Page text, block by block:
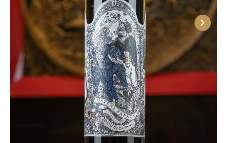
раскрывается нюансами цитрусов, персика,
зелёного яблока и тропических фруктов,
переходящими в финал с умеренной
минеральностью. Вина Мендосы прекрасно
сочетаются с разнообразными блюдами из меню
нашего ресторана: красные идеально подходят к
лазанье Болоньезе, вырезке Россини, говяжьим
стейкам (например, Мачете), а белые мы
рекомендуем сопровождать рваной уткой в
мясном соусе, прованским осьминогом,
креветками в кисло-сладком соусе и десертами —
медовиком и пирожным Наполеон.